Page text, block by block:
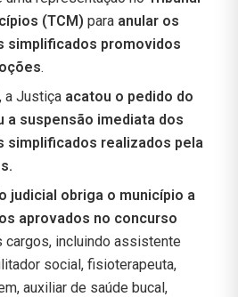
(TCM) para anular os
simplificados promovidos
.
a Justiça acatou o pedido do
a suspensão imediata dos
realizados pela
judicial obriga o município a
aprovados no concurso
cargos, incluindo assistente
social, fisioterapeuta,
auxiliar de saúde bucal,